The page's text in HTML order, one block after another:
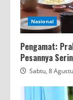
Nasional
Pengamat:
Pesannya
Sabtu, 8